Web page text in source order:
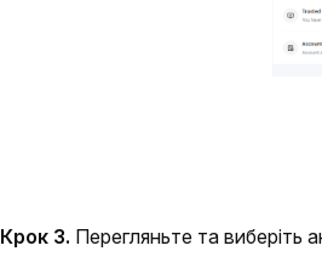
Крок 3. Перегляньте та виберіть